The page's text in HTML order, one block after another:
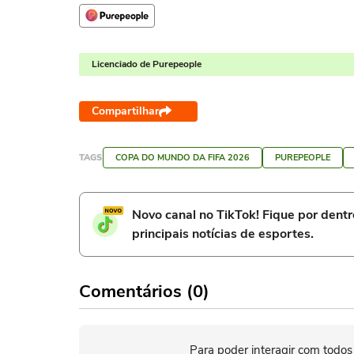
Licenciado de Purepeople
Compartilhar
TAGS COPA DO MUNDO DA FIFA 2026 PUREPEOPLE
Novo canal no TikTok! Fique por
principais notícias de esportes.
Comentários (0)
Para poder interagir com